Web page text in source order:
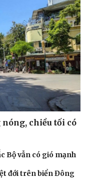
nóng, chiều tối có
Bộ vẫn có gió mạnh
đới trên biển Đông